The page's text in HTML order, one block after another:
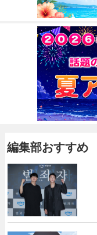
編集部おすすめ